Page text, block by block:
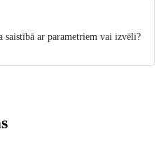
saistībā ar parametriem vai izvēli?